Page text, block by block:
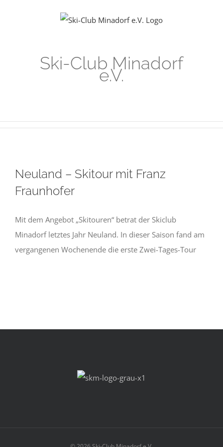
Ski-Club Minadorf
e.V.
Neuland – Skitour mit Franz
Fraunhofer
Mit dem Angebot „Skitouren“ betrat der Skiclub
Minadorf letztes Jahr Neuland. In dieser Saison fand am
vergangenen Wochenende die erste Zwei-Tages-Tour